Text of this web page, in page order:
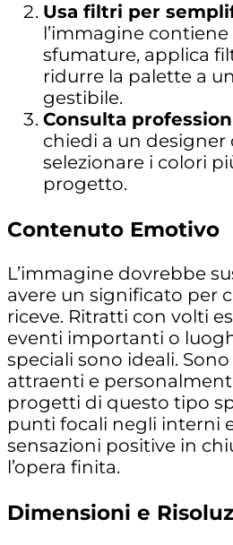
Usa filtri per
l’immagine
sfumature, applica
ridurre la palette a
gestibile.
Consulta
chiedi a un designer
selezionare i colori
progetto.
Contenuto Emotivo
L’immagine dovrebbe
avere un significato per
riceve. Ritratti con volti
eventi importanti o
speciali sono ideali.
attraenti e
progetti di questo tipo
punti focali negli interni
sensazioni positive in
l’opera finita.
Dimensioni e